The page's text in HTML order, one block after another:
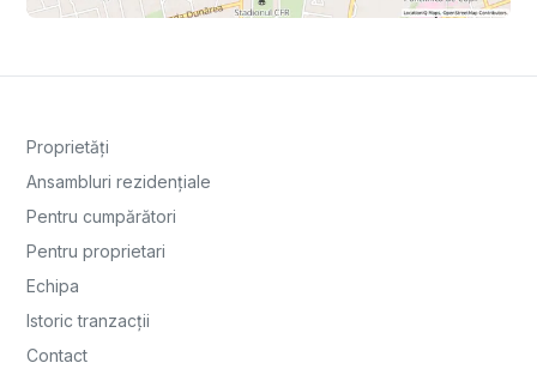
Proprietăți
Ansambluri rezidențiale
Pentru cumpărători
Pentru proprietari
Echipa
Istoric tranzacții
Contact